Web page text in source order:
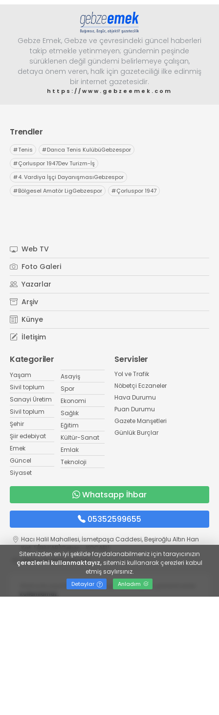
Gebze Emek, Gebze ve çevresindeki güncel haberleri
takip etmekle yetinmeyen; gündemin peşinde
sürüklenen değil gündemi belirlemeye çalışan,
detaya önem veren, halk için gazeteciliği ilke edinmiş
bir internet gazetesidir.
https://www.gebzeemek.com
Trendler
#Tenis #Darıca Tenis KulübüGebzespor
#Çorluspor 1947Dev Turizm-İş
#4. Vardiya İşçi DayanışmasıGebzespor
#Bölgesel Amatör LigGebzespor #Çorluspor 1947
Web TV
Foto Galeri
Yazarlar
Arşiv
Künye
İletişim
Kategoriler
Yaşam
Sivil toplum
Sanayi Üretim
Sivil toplum
Şehir
Şiir edebiyat
Emek
Güncel
Siyaset
Asayiş
Spor
Ekonomi
Sağlık
Eğitim
Kültür-Sanat
Emlak
Teknoloji
Servisler
Yol ve Trafik
Nöbetçi Eczaneler
Hava Durumu
Puan Durumu
Gazete Manşetleri
Günlük Burçlar
Whatsapp İhbar
05352599655
Hacı Halil Mahallesi, İsmetpaşa Caddesi, Beşiroğlu Altın Han
aktanuslu@gmail.com
Sitemizde yayımlanan haber ve görseller kaynak gösterilmeden
Sitemizden en iyi şekilde faydalanabilmeniz için tarayıcınızın
çerezlerini kullanmaktayız, sitemizi kullanarak çerezleri kabul
etmiş saylırsınız.
Detaylar Anladım